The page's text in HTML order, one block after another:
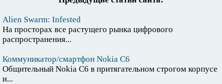
Alien Swarm: Infested
На просторах все растущего рынка цифрового
распространения...
Коммуникатор/смартфон Nokia C6
Общительный Nokia C6 в притягательном строгом корпусе
и...